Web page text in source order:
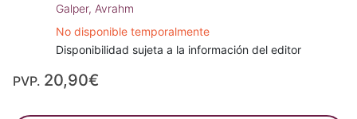
Galper, Avrahm
No disponible temporalmente
Disponibilidad sujeta a la información del editor
PVP. 20,90€